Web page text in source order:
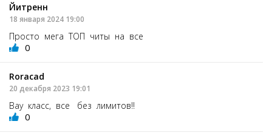
Йитренн
18 января 2024 19:00
Просто мега ТОП читы на все
0
Roracad
20 декабря 2023 19:01
Вау класс, все без лимитов!!
0